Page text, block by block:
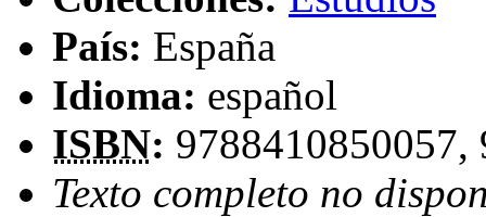
País: España
Idioma: español
ISBN: 9788410850057,
Texto completo no